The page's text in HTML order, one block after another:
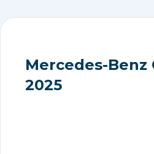
Mercedes-Benz
2025